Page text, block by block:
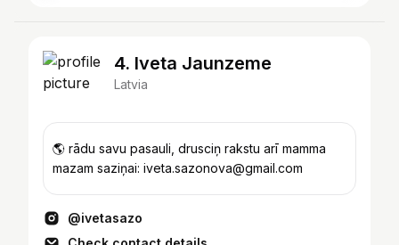
4. Iveta Jaunzeme
Latvia
🌎 rādu savu pasauli, drusciņ rakstu arī mamma
mazam saziņai: iveta.sazonova@gmail.com
@ivetasazo